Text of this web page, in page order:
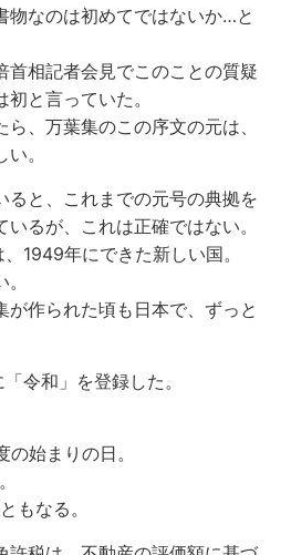
物なのは初めてではないか…と
首相記者会見でこのことの質疑
と言っていた。
、万葉集のこの序文の元は、
。
ると、これまでの元号の典拠を
いるが、これは正確ではない。
1949年にできた新しい国。
が作られた頃も日本で、ずっと
令和」を登録した。
始まりの日。
もなる。